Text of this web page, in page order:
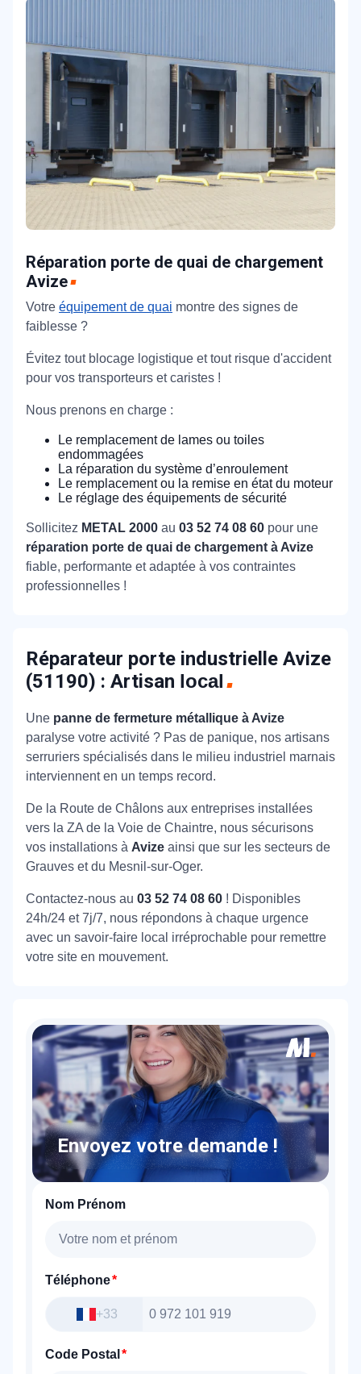
Réparation porte de quai de chargement
Avize
Votre équipement de quai montre des signes de
faiblesse ?
Évitez tout blocage logistique et tout risque d'accident
pour vos transporteurs et caristes !
Nous prenons en charge :
Le remplacement de lames ou toiles
endommagées
La réparation du système d’enroulement
Le remplacement ou la remise en état du moteur
Le réglage des équipements de sécurité
Sollicitez METAL 2000 au 03 52 74 08 60 pour une
réparation porte de quai de chargement à Avize
fiable, performante et adaptée à vos contraintes
professionnelles !
Réparateur porte industrielle Avize
(51190) : Artisan local
Une panne de fermeture métallique à Avize
paralyse votre activité ? Pas de panique, nos artisans
serruriers spécialisés dans le milieu industriel marnais
interviennent en un temps record.
De la Route de Châlons aux entreprises installées
vers la ZA de la Voie de Chaintre, nous sécurisons
vos installations à Avize ainsi que sur les secteurs de
Grauves et du Mesnil-sur-Oger.
Contactez-nous au 03 52 74 08 60 ! Disponibles
24h/24 et 7j/7, nous répondons à chaque urgence
avec un savoir-faire local irréprochable pour remettre
votre site en mouvement.
Envoyez votre demande !
Nom Prénom
Téléphone
+33
Code Postal